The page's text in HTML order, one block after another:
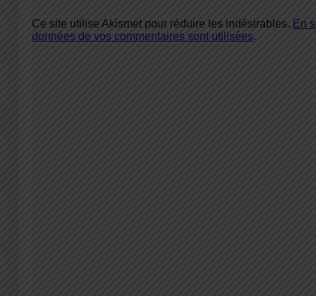
Ce site utilise Akismet pour réduire les indésirables. En
données de vos commentaires sont utilisées.